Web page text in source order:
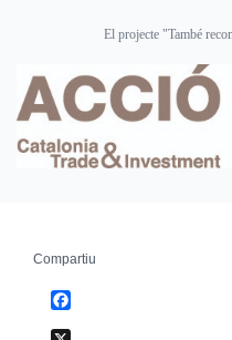
El projecte "També
Compartiu